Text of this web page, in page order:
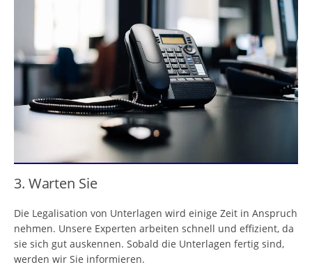
3. Warten Sie
Die Legalisation von Unterlagen wird einige Zeit in Anspruch
nehmen. Unsere Experten arbeiten schnell und effizient, da
sie sich gut auskennen. Sobald die Unterlagen fertig sind,
werden wir Sie informieren.